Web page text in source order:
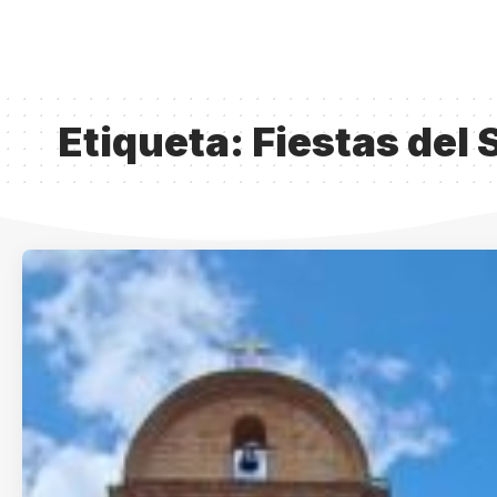
Etiqueta: Fiestas del